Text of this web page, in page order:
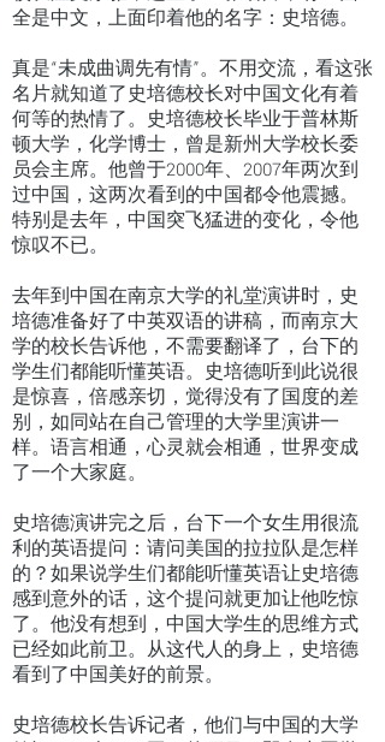
全是中文，上面印着他的名字：史培德。
真是“未成曲调先有情”。不用交流，看这张
名片就知道了史培德校长对中国文化有着
何等的热情了。史培德校长毕业于普林斯
顿大学，化学博士，曾是新州大学校长委
员会主席。他曾于2000年、2007年两次到
过中国，这两次看到的中国都令他震撼。
特别是去年，中国突飞猛进的变化，令他
惊叹不已。
去年到中国在南京大学的礼堂演讲时，史
培德准备好了中英双语的讲稿，而南京大
学的校长告诉他，不需要翻译了，台下的
学生们都能听懂英语。史培德听到此说很
是惊喜，倍感亲切，觉得没有了国度的差
别，如同站在自己管理的大学里演讲一
样。语言相通，心灵就会相通，世界变成
了一个大家庭。
史培德演讲完之后，台下一个女生用很流
利的英语提问：请问美国的拉拉队是怎样
的？如果说学生们都能听懂英语让史培德
感到意外的话，这个提问就更加让他吃惊
了。他没有想到，中国大学生的思维方式
已经如此前卫。从这代人的身上，史培德
看到了中国美好的前景。
史培德校长告诉记者，他们与中国的大学